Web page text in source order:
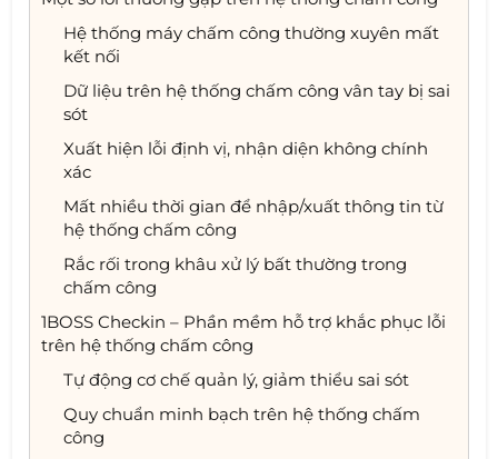
Hệ thống máy chấm công thường xuyên mất
kết nối
Dữ liệu trên hệ thống chấm công vân tay bị sai
sót
Xuất hiện lỗi định vị, nhận diện không chính
xác
Mất nhiều thời gian để nhập/xuất thông tin từ
hệ thống chấm công
Rắc rối trong khâu xử lý bất thường trong
chấm công
1BOSS Checkin – Phần mềm hỗ trợ khắc phục lỗi
trên hệ thống chấm công
Tự động cơ chế quản lý, giảm thiểu sai sót
Quy chuẩn minh bạch trên hệ thống chấm
công